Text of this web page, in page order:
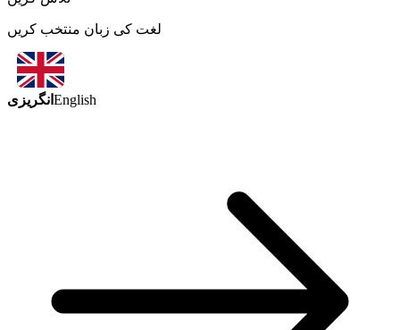
لغت کی زبان منتخب کریں
انگریزی English